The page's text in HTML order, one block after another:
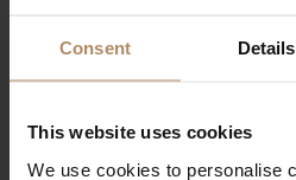
Consent Details
This website uses cookies
We use cookies to personalise